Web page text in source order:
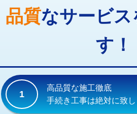
理・調整・分解・加工など（重作業）
その他部品の脱着
交換・取付(単水栓（壁付・デッキ
式）)
交換・取付(混合水栓（壁付・デッキ
式・ワンホール）)
品質なサービス
す！
1
高品質な施工徹底
手続き工事は絶対に致し